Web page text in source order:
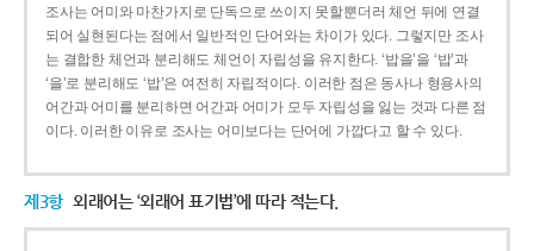
조사는 어미와 마찬가지로 단독으로 쓰이지 못할뿐더러 체언 뒤에 연결
되어 실현된다는 점에서 일반적인 단어와는 차이가 있다. 그렇지만 조사
는 결합한 체언과 분리해도 체언이 자립성을 유지한다. ‘밥을’을 ‘밥’과
‘을’로 분리해도 ‘밥’은 여전히 자립적이다. 이러한 점은 동사나 형용사의
어간과 어미를 분리하면 어간과 어미가 모두 자립성을 잃는 것과 다른 점
이다. 이러한 이유로 조사는 어미보다는 단어에 가깝다고 할 수 있다.
제3항 외래어는 ‘외래어 표기법’에 따라 적는다.